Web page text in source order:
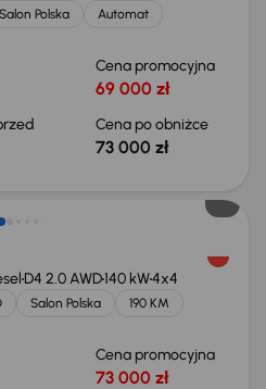
Salon Polska
Automat
Cena promocyjna
69 000 zł
Cena po obniżce
73 000 zł
D4 2.0 AWD140 kW4x4
Salon Polska
190 KM
Cena promocyjna
73 000 zł